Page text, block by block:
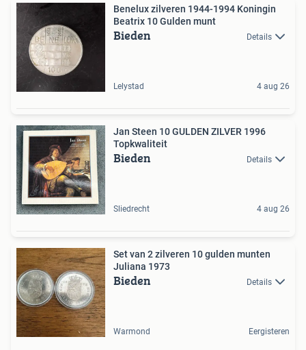
Benelux zilveren 1944-1994 Koningin
Beatrix 10 Gulden munt
Bieden Details
Lelystad 4 aug 26
Jan Steen 10 GULDEN ZILVER 1996
Topkwaliteit
Bieden Details
Sliedrecht 4 aug 26
Set van 2 zilveren 10 gulden munten
Juliana 1973
Bieden Details
Warmond Eergisteren